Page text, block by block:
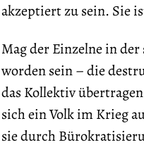
akzeptiert zu sein. Sie
Mag der Einzelne in
worden sein – die
das Kollektiv
sich ein Volk im Krieg
sie durch